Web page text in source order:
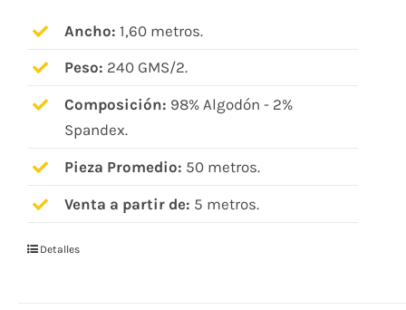
Ancho: 1,60 metros.
Peso: 240 GMS/2.
Composición: 98% Algodón - 2%
Spandex.
Pieza Promedio: 50 metros.
Venta a partir de: 5 metros.
Detalles